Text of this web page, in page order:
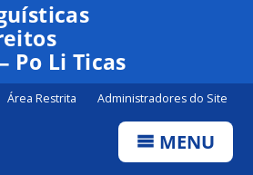
Po Li Ticas
Área Restrita Administradores do Site
MENU